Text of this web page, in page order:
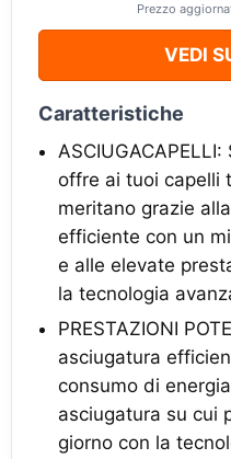
Prezzo
VEDI
Caratteristiche
offre ai tuoi capelli
meritano grazie
efficiente con un
e alle elevate
la tecnologia
PRESTAZIONI
asciugatura
consumo di
asciugatura su cui
giorno con la